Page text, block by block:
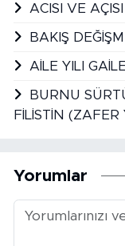
ACISI VE
BAKIŞ
AİLE YILI
BURNU
FİLİSTİN (ZAFER
Yorumlar